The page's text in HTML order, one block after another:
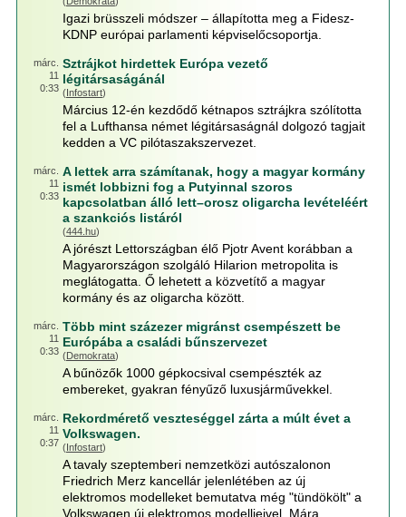
Igazi brüsszeli módszer – állapította meg a Fidesz-
KDNP európai parlamenti képviselőcsoportja.
márc.
11
0:33
Sztrájkot hirdettek Európa vezető
légitársaságánál
(Infostart)
Március 12-én kezdődő kétnapos sztrájkra szólította
fel a Lufthansa német légitársaságnál dolgozó tagjait
kedden a VC pilótaszakszervezet.
márc.
11
0:33
A lettek arra számítanak, hogy a magyar kormány
ismét lobbizni fog a Putyinnal szoros
kapcsolatban álló lett–orosz oligarcha levételéért
a szankciós listáról
(444.hu)
A jórészt Lettországban élő Pjotr Avent korábban a
Magyarországon szolgáló Hilarion metropolita is
meglátogatta. Ő lehetett a közvetítő a magyar
kormány és az oligarcha között.
márc.
11
0:33
Több mint százezer migránst csempészett be
Európába a családi bűnszervezet
(Demokrata)
A bűnözők 1000 gépkocsival csempészték az
embereket, gyakran fényűző luxusjárművekkel.
márc.
11
0:37
Rekordmérető veszteséggel zárta a múlt évet a
Volkswagen.
(Infostart)
A tavaly szeptemberi nemzetközi autószalonon
Friedrich Merz kancellár jelenlétében az új
elektromos modelleket bemutatva még "tündökölt" a
Volkswagen új elektromos modelljeivel. Mára